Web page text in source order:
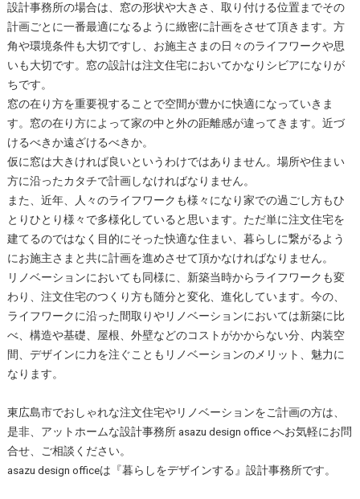
設計事務所の場合は、窓の形状や大きさ、取り付ける位置までその
計画ごとに一番最適になるように緻密に計画をさせて頂きます。方
角や環境条件も大切ですし、お施主さまの日々のライフワークや思
いも大切です。窓の設計は注文住宅においてかなりシビアになりが
ちです。
窓の在り方を重要視することで空間が豊かに快適になっていきま
す。窓の在り方によって家の中と外の距離感が違ってきます。近づ
けるべきか遠ざけるべきか。
仮に窓は大きければ良いというわけではありません。場所や住まい
方に沿ったカタチで計画しなければなりません。
また、近年、人々のライフワークも様々になり家での過ごし方もひ
とりひとり様々で多様化していると思います。ただ単に注文住宅を
建てるのではなく目的にそった快適な住まい、暮らしに繋がるよう
にお施主さまと共に計画を進めさせて頂かなければなりません。
リノベーションにおいても同様に、新築当時からライフワークも変
わり、注文住宅のつくり方も随分と変化、進化しています。今の、
ライフワークに沿った間取りやリノベーションにおいては新築に比
べ、構造や基礎、屋根、外壁などのコストがかからない分、内装空
間、デザインに力を注ぐこともリノベーションのメリット、魅力に
なります。
東広島市でおしゃれな注文住宅やリノベーションをご計画の方は、
是非、アットホームな設計事務所 asazu design office へお気軽にお問
合せ、ご相談ください。
asazu design officeは『暮らしをデザインする』設計事務所です。